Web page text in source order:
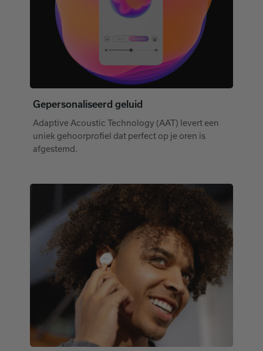
Gepersonaliseerd geluid
Adaptive Acoustic Technology (AAT) levert een
uniek gehoorprofiel dat perfect op je oren is
afgestemd.